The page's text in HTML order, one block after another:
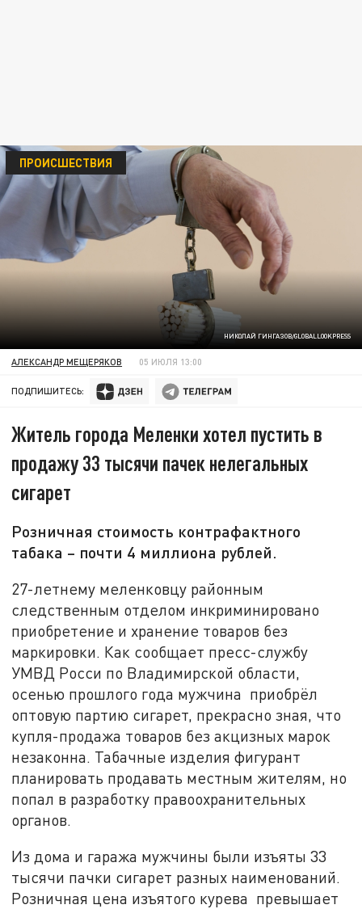
НИКОЛАЙ ГИНГАЗОВ/GLOBALLOOKPRESS
ПРОИСШЕСТВИЯ
АЛЕКСАНДР МЕЩЕРЯКОВ 05 ИЮЛЯ 13:00
ПОДПИШИТЕСЬ:
Житель города Меленки хотел пустить в
продажу 33 тысячи пачек нелегальных
сигарет
Розничная стоимость контрафактного
табака – почти 4 миллиона рублей.
27-летнему меленковцу районным
следственным отделом инкриминировано
приобретение и хранение товаров без
маркировки. Как сообщает пресс-службу
УМВД Росси по Владимирской области,
осенью прошлого года мужчина приобрёл
оптовую партию сигарет, прекрасно зная, что
купля-продажа товаров без акцизных марок
незаконна. Табачные изделия фигурант
планировать продавать местным жителям, но
попал в разработку правоохранительных
органов.
Из дома и гаража мужчины были изъяты 33
тысячи пачки сигарет разных наименований.
Розничная цена изъятого курева превышает